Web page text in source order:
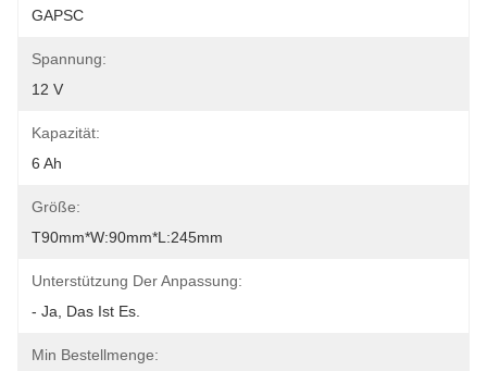
GAPSC
Spannung:
12 V
Kapazität:
6 Ah
Größe:
T90mm*W:90mm*L:245mm
Unterstützung Der Anpassung:
- Ja, Das Ist Es.
Min Bestellmenge: